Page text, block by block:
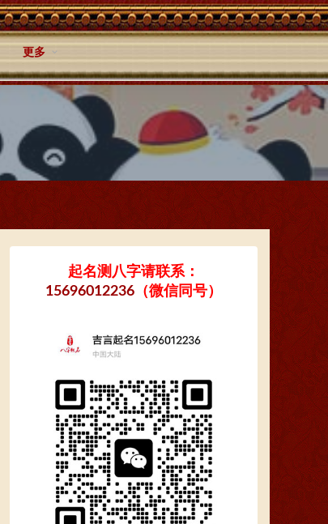
更多
起名测八字请联系：
15696012236 （微信同号）